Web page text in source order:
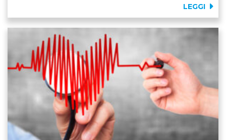
LEGGI